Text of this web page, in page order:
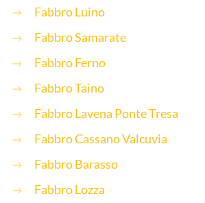
Fabbro Luino
Fabbro Samarate
Fabbro Ferno
Fabbro Taino
Fabbro Lavena Ponte Tresa
Fabbro Cassano Valcuvia
Fabbro Barasso
Fabbro Lozza